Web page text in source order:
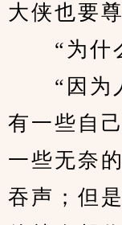
大侠也要
“为什
“因为人
有一些自
一些无奈
吞声；但